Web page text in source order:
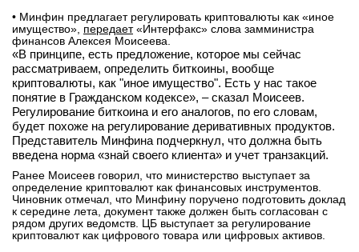
• Минфин предлагает регулировать криптовалюты как «иное
имущество», передает«Интерфакс» слова замминистра
финансов Алексея Моисеева.
«В принципе, есть предложение, которое мы сейчас
рассматриваем, определить биткоины, вообще
криптовалюты, как "иное имущество". Есть у нас такое
понятие в Гражданском кодексе», – сказал Моисеев.
Регулирование биткоина и его аналогов, по его словам,
будет похоже на регулирование деривативных продуктов.
Представитель Минфина подчеркнул, что должна быть
введена норма «знай своего клиента» и учет транзакций.
Ранее Моисеев говорил, что министерство выступает за
определение криптовалют как финансовых инструментов.
Чиновник отмечал, что Минфину поручено подготовить доклад
к середине лета, документ также должен быть согласован с
рядом других ведомств. ЦБ выступает за регулирование
криптовалют как цифрового товара или цифровых активов.